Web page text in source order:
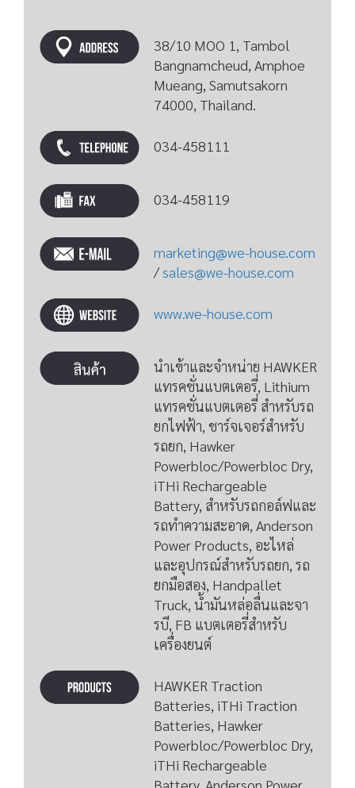
38/10 MOO 1, Tambol
Bangnamcheud, Amphoe
Mueang, Samutsakorn
74000, Thailand.
034-458111
034-458119
marketing@we-house.com
/sales@we-house.com
www.we-house.com
นำเข้าและจำหน่าย HAWKER
แทรคชั่นแบตเตอรี่, Lithium
แทรคชั่นแบตเตอรี่ สำหรับรถ
ยกไฟฟ้า, ชาร์จเจอร์สำหรับ
รถยก, Hawker
Powerbloc/Powerbloc Dry,
iTHi Rechargeable
Battery, สำหรับรถกอล์ฟและ
รถทำความสะอาด, Anderson
Power Products, อะไหล่
และอุปกรณ์สำหรับรถยก, รถ
ยกมือสอง, Handpallet
Truck, น้ำมันหล่อลื่นและจา
รบี, FB แบตเตอรี่สำหรับ
เครื่องยนต์
HAWKER Traction
Batteries, iTHi Traction
Batteries, Hawker
Powerbloc/Powerbloc Dry,
iTHi Rechargeable